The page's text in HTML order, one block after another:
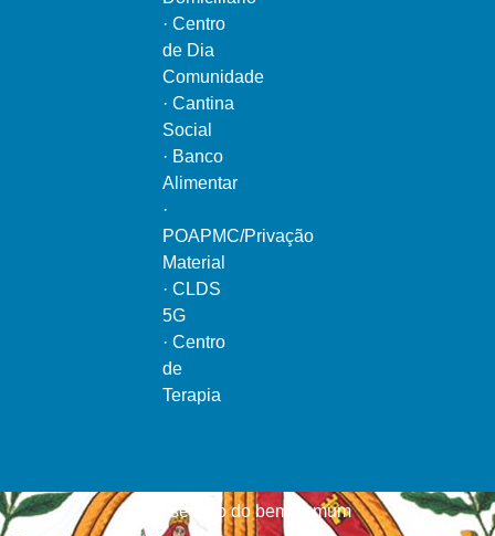
· Centro
de Dia
Comunidade
· Cantina
Social
· Banco
Alimentar
·
POAPMC/Privação
Material
· CLDS
5G
· Centro
de
Terapia
Ao serviço do bem comum